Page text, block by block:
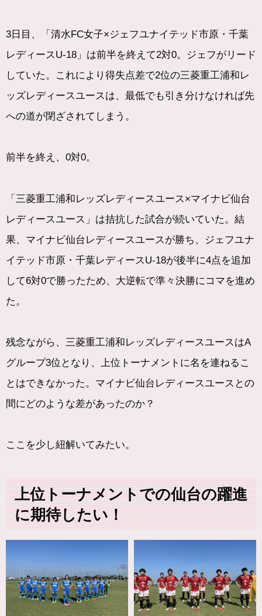
3日目、「清水FC女子×ジェフユナイテッド市原・千葉
レディースU-18」は前半を終えて2対0。ジェフがリード
していた。これにより得失点差で2位の三菱重工浦和レ
ッズレディースユースは、最低でも引き分けなければ先
への道が閉ざされてしまう。
前半を終え、0対0。
「三菱重工浦和レッズレディースユース×マイナビ仙台
レディースユース」は拮抗した試合が続いていた。結
果、マイナビ仙台レディースユースが勝ち、ジェフユナ
イテッド市原・千葉レディースU-18が後半に4点を追加
して6対0で勝ったため、大逆転で準々決勝にコマを進め
た。
残念ながら、三菱重工浦和レッズレディースユースはA
グループ3位となり、上位トーナメントに名を連ねるこ
とはできなかった。マイナビ仙台レディースユースとの
間にどのような差があったのか？
ここを少し紐解いてみたい。
上位トーナメントでの仙台の躍進
に期待したい！